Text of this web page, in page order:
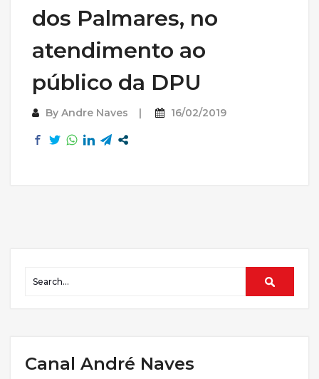
dos Palmares, no
atendimento ao
público da DPU
By Andre Naves 16/02/2019
Canal André Naves